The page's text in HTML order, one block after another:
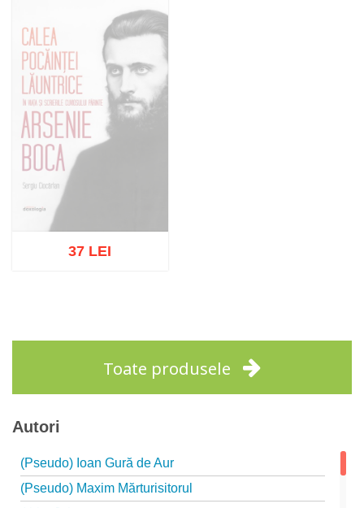
37 LEI
Toate produsele
Autori
(Pseudo) Ioan Gură de Aur
(Pseudo) Maxim Mărturisitorul